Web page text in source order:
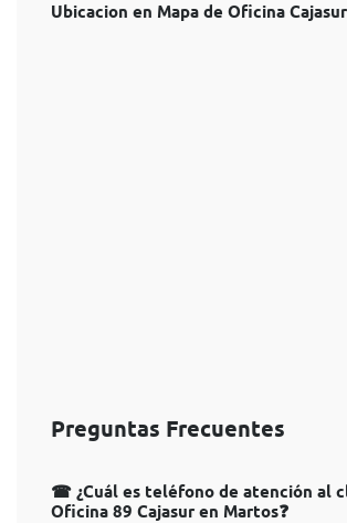
Ubicacion en Mapa de Oficina
Preguntas Frecuentes
☎ ¿Cuál es teléfono de atención al
Oficina 89 Cajasur en Martos❓